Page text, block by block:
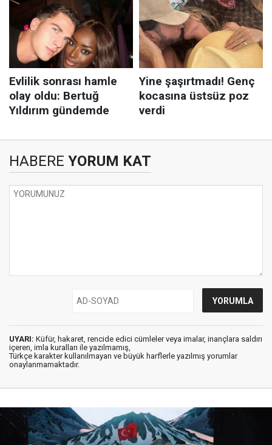
HABERE YORUM KAT
UYARI: Küfür, hakaret, rencide edici cümleler veya imalar, inançlara saldırı
içeren, imla kuralları ile yazılmamış,
Türkçe karakter kullanılmayan ve büyük harflerle yazılmış yorumlar
onaylanmamaktadır.